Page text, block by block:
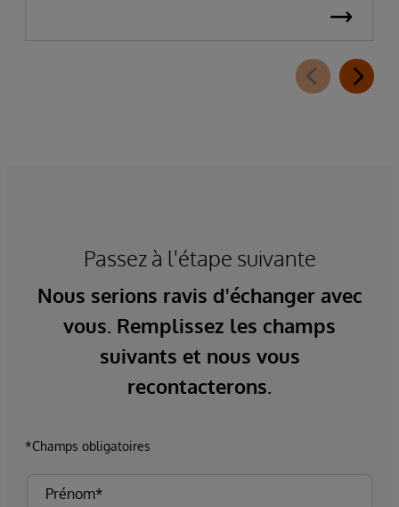
Passez à l'étape suivante
Nous serions ravis d'échanger avec
vous. Remplissez les champs
suivants et nous vous
recontacterons.
*Champs obligatoires